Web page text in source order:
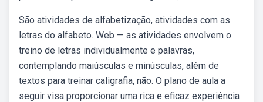
São atividades de alfabetização, atividades com as
letras do alfabeto. Web — as atividades envolvem o
treino de letras individualmente e palavras,
contemplando maiúsculas e minúsculas, além de
textos para treinar caligrafia, não. O plano de aula a
seguir visa proporcionar uma rica e eficaz experiência